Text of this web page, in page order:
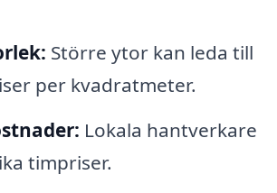
Större ytor kan leda till
per kvadratmeter.
Lokala hantverkare
timpriser.